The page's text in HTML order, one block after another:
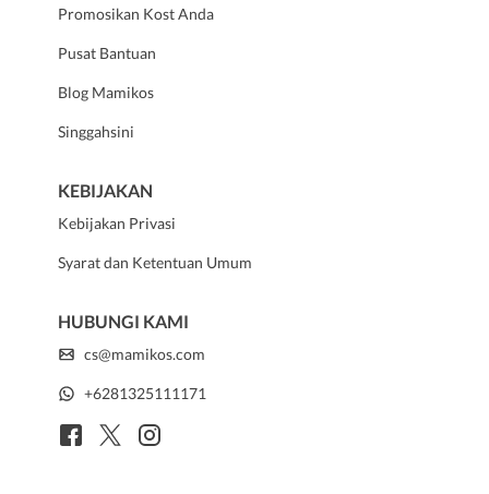
Promosikan Kost Anda
Pusat Bantuan
Blog Mamikos
Singgahsini
KEBIJAKAN
Kebijakan Privasi
Syarat dan Ketentuan Umum
HUBUNGI KAMI
cs@mamikos.com
+6281325111171